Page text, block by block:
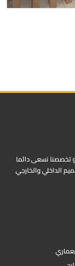
تخصصنا نسعى دائما
الداخلي والخارجي